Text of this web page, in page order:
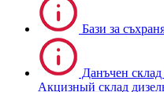
Бази за
Данъчен
Акцизный склад